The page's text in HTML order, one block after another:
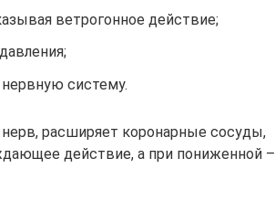
ветрогонное действие;
систему.
расширяет коронарные сосуды,
действие, а при пониженной –